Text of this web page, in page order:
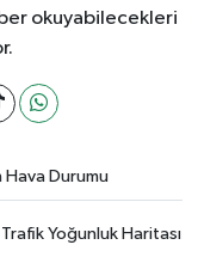
okuyabilecekleri
Hava Durumu
Yoğunluk Haritası